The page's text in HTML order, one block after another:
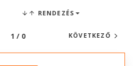
RENDEZÉS
1 / 0 KÖVETKEZŐ